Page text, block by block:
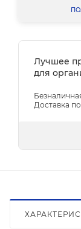
Лучшее
для
Доставка